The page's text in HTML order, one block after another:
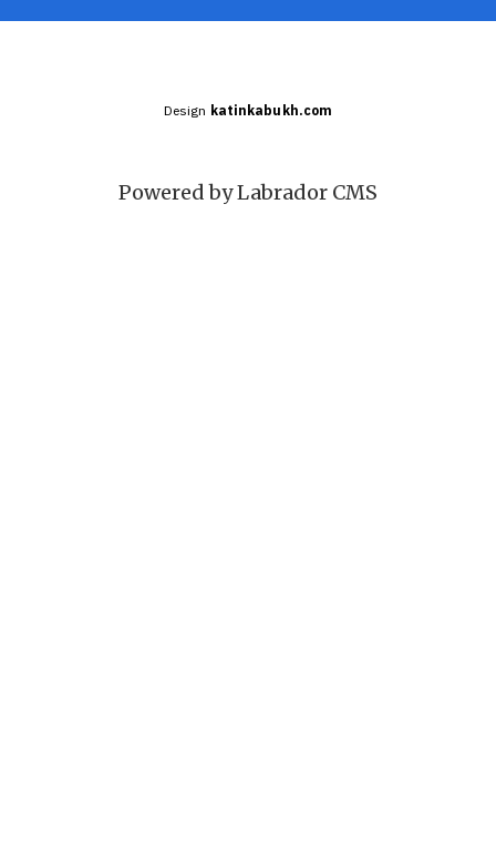
Design katinkabukh.com
Powered by Labrador CMS